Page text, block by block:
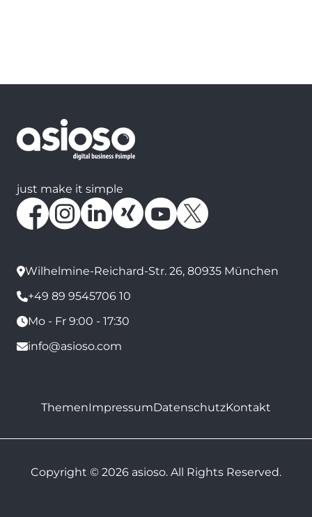
just make it simple
Wilhelmine-Reichard-Str. 26, 80935 München
+49 89 9545706 10
Mo - Fr 9:00 - 17:30
info@asioso.com
ThemenImpressumDatenschutzKontakt
Copyright © 2026 asioso. All Rights Reserved.